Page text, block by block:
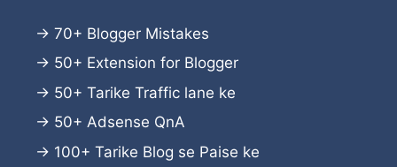
→ 70+ Blogger Mistakes
→ 50+ Extension for Blogger
→ 50+ Tarike Traffic lane ke
→ 50+ Adsense QnA
→ 100+ Tarike Blog se Paise ke